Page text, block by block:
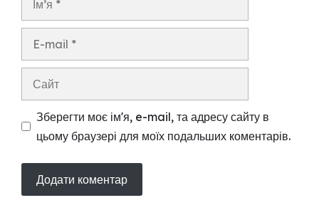
Зберегти моє ім'я, e-mail, та адресу сайту в
цьому браузері для моїх подальших коментарів.